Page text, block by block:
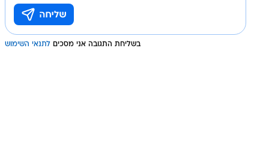
בשליחת התגובה אני מסכים לתנאי השימוש